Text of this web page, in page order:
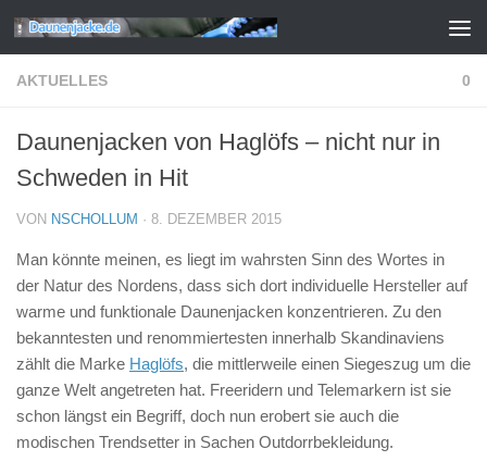
Zum Inhalt springen
AKTUELLES 0
Daunenjacken von Haglöfs – nicht nur in
Schweden in Hit
VON NSCHOLLUM · 8. DEZEMBER 2015
Man könnte meinen, es liegt im wahrsten Sinn des Wortes in
der Natur des Nordens, dass sich dort individuelle Hersteller auf
warme und funktionale Daunenjacken konzentrieren. Zu den
bekanntesten und renommiertesten innerhalb Skandinaviens
zählt die Marke Haglöfs, die mittlerweile einen Siegeszug um die
ganze Welt angetreten hat. Freeridern und Telemarkern ist sie
schon längst ein Begriff, doch nun erobert sie auch die
modischen Trendsetter in Sachen Outdorrbekleidung.